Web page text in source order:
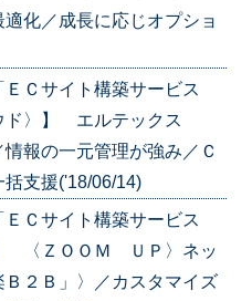
化／成長に応じオプショ
Ｃサイト構築サービス
ド〉】 エルテックス
情報の一元管理が強み／Ｃ
括支援('18/06/14)
Ｃサイト構築サービス
〈ＺＯＯＭ ＵＰ〉ネッ
Ｂ２Ｂ」〉／カスタマイズ